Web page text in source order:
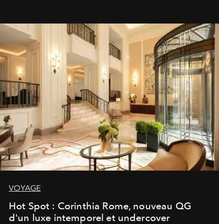
VOYAGE
Hot Spot : Corinthia Rome, nouveau QG
d'un luxe intemporel et undercover